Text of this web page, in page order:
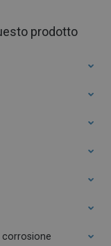
prodotto
corrosione